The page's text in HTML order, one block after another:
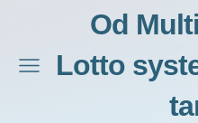
Od
Lotto